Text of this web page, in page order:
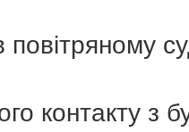
контакту з